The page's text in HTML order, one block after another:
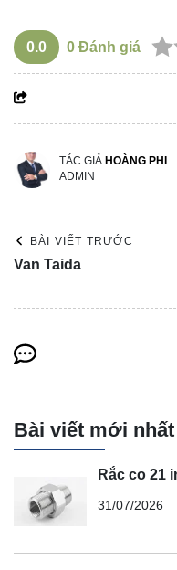
0.0 0 Đánh giá
TÁC GIẢ HOÀNG PHI
ADMIN
BÀI VIẾT TRƯỚC
Van Taida
Bài viết mới nhất
Rắc co 21
31/07/2026